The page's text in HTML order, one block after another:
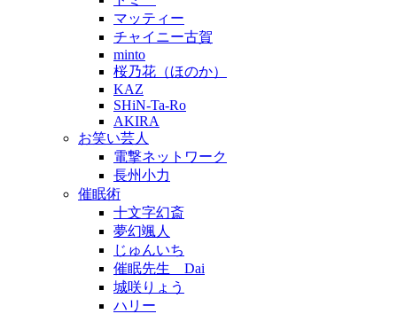
マッティー
チャイニー古賀
minto
桜乃花（ほのか）
KAZ
SHiN-Ta-Ro
AKIRA
お笑い芸人
電撃ネットワーク
長州小力
催眠術
十文字幻斎
夢幻颯人
じゅんいち
催眠先生 Dai
城咲りょう
ハリー